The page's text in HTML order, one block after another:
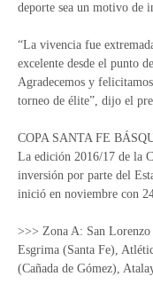
deporte sea un motivo de
“La vivencia fue
excelente desde el punto
Agradecemos y
torneo de élite”, dijo el
COPA SANTA FE
La edición 2016/17 de la
inversión por parte del
inició en noviembre con
>>> Zona A: San
Esgrima (Santa Fe),
(Cañada de Gómez),